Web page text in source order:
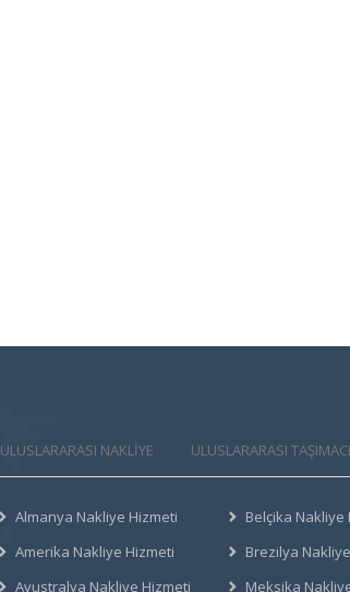
ULUSLARARASI NAKLİYE ULUSLARARASI
Almanya Nakliye Hizmeti
Amerika Nakliye Hizmeti
Avustralya Nakliye Hizmeti
Belçika Nakliye
Brezilya
Meksika